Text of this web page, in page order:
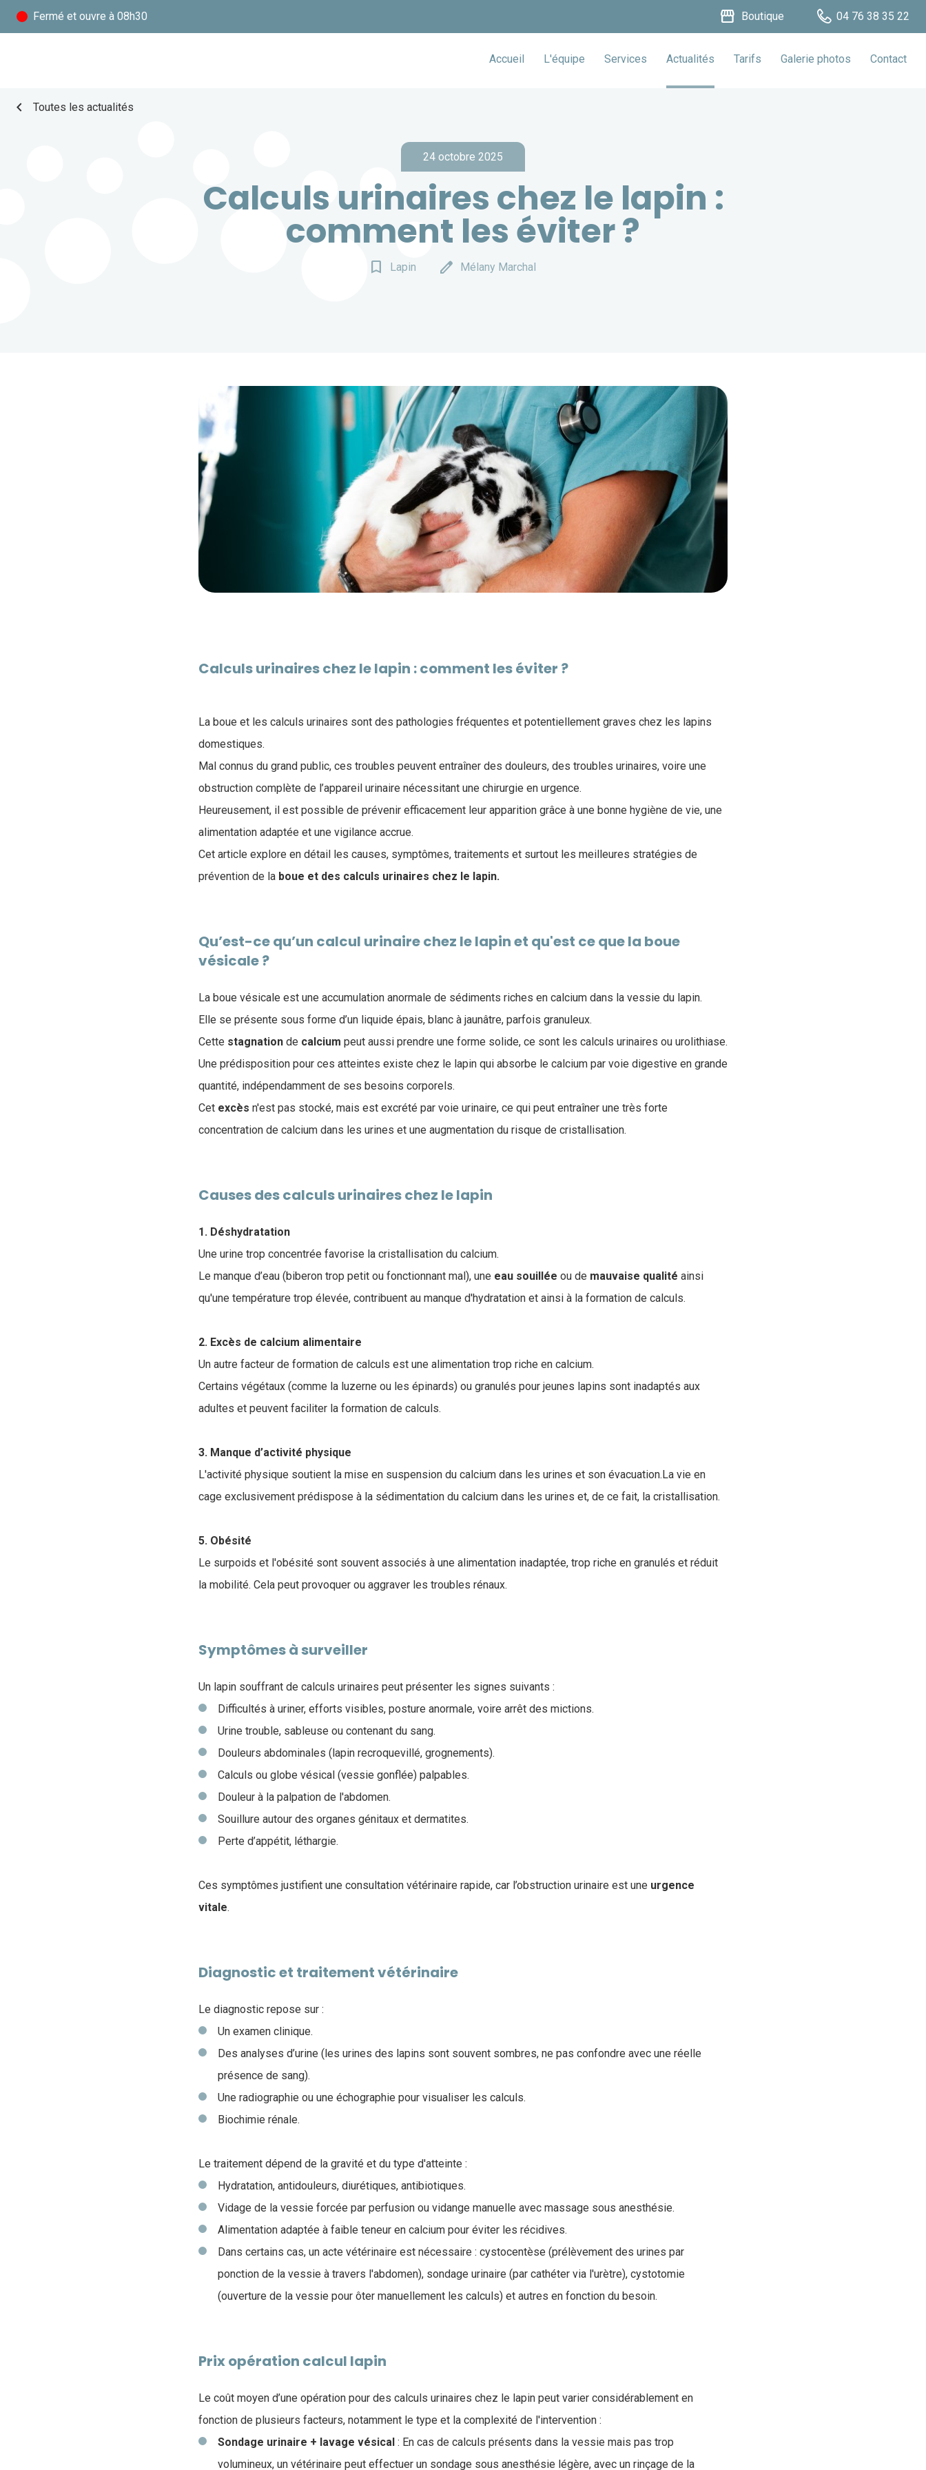
Fermé et ouvre à 08h30 storefront Boutique 04 76 38 35 22
Accueil L'équipe Services Actualités Tarifs Galerie photos Contact
chevron_left Toutes les actualités
24 octobre 2025
Calculs urinaires chez le lapin :
comment les éviter ?
bookmark_border Lapin edit Mélany Marchal
Calculs urinaires chez le lapin : comment les éviter ?
​La boue et les calculs urinaires sont des pathologies fréquentes et potentiellement graves chez les lapins
domestiques.
Mal connus du grand public, ces troubles peuvent entraîner des douleurs, des troubles urinaires, voire une
obstruction complète de l’appareil urinaire nécessitant une chirurgie en urgence.
Heureusement, il est possible de prévenir efficacement leur apparition grâce à une bonne hygiène de vie, une
alimentation adaptée et une vigilance accrue.
Cet article explore en détail les causes, symptômes, traitements et surtout les meilleures stratégies de
prévention de la boue et des calculs urinaires chez le lapin.
Qu’est-ce qu’un calcul urinaire chez le lapin et qu'est ce que la boue
vésicale ?
La boue vésicale est une accumulation anormale de sédiments riches en calcium dans la vessie du lapin.
Elle se présente sous forme d’un liquide épais, blanc à jaunâtre, parfois granuleux.
Cette stagnation de calcium peut aussi prendre une forme solide, ce sont les calculs urinaires ou urolithiase.
Une prédisposition pour ces atteintes existe chez le lapin qui absorbe le calcium par voie digestive en grande
quantité, indépendamment de ses besoins corporels.
Cet excès n'est pas stocké, mais est excrété par voie urinaire, ce qui peut entraîner une très forte
concentration de calcium dans les urines et une augmentation du risque de cristallisation.
Causes des calculs urinaires chez le lapin
1. Déshydratation
Une urine trop concentrée favorise la cristallisation du calcium.
Le manque d’eau (biberon trop petit ou fonctionnant mal), une eau souillée ou de mauvaise qualité ainsi
qu'une température trop élevée, contribuent au manque d'hydratation et ainsi à la formation de calculs.
2. Excès de calcium alimentaire
Un autre facteur de formation de calculs est une alimentation trop riche en calcium.
Certains végétaux (comme la luzerne ou les épinards) ou granulés pour jeunes lapins sont inadaptés aux
adultes et peuvent faciliter la formation de calculs.
3. Manque d’activité physique
L'activité physique soutient la mise en suspension du calcium dans les urines et son évacuation.La vie en
cage exclusivement prédispose à la sédimentation du calcium dans les urines et, de ce fait, la cristallisation.
5. Obésité
Le surpoids et l'obésité sont souvent associés à une alimentation inadaptée, trop riche en granulés et réduit
la mobilité. Cela peut provoquer ou aggraver les troubles rénaux.
Symptômes à surveiller
Un lapin souffrant de calculs urinaires peut présenter les signes suivants :
Difficultés à uriner, efforts visibles, posture anormale, voire arrêt des mictions.
Urine trouble, sableuse ou contenant du sang.
Douleurs abdominales (lapin recroquevillé, grognements).
Calculs ou globe vésical (vessie gonflée) palpables.
Douleur à la palpation de l'abdomen.
Souillure autour des organes génitaux et dermatites.
Perte d’appétit, léthargie.
Ces symptômes justifient une consultation vétérinaire rapide, car l’obstruction urinaire est une urgence
vitale.
Diagnostic et traitement vétérinaire
Le diagnostic repose sur :
Un examen clinique.
Des analyses d’urine (les urines des lapins sont souvent sombres, ne pas confondre avec une réelle
présence de sang).
Une radiographie ou une échographie pour visualiser les calculs.
Biochimie rénale.
Le traitement dépend de la gravité et du type d'atteinte :
Hydratation, antidouleurs, diurétiques, antibiotiques.
Vidage de la vessie forcée par perfusion ou vidange manuelle avec massage sous anesthésie.
Alimentation adaptée à faible teneur en calcium pour éviter les récidives.
Dans certains cas, un acte vétérinaire est nécessaire : cystocentèse (prélèvement des urines par
ponction de la vessie à travers l'abdomen), sondage urinaire (par cathéter via l'urètre), cystotomie
(ouverture de la vessie pour ôter manuellement les calculs) et autres en fonction du besoin.
Prix opération calcul lapin
Le coût moyen d’une opération pour des calculs urinaires chez le lapin peut varier considérablement en
fonction de plusieurs facteurs, notamment le type et la complexité de l'intervention :
Sondage urinaire + lavage vésical : En cas de calculs présents dans la vessie mais pas trop
volumineux, un vétérinaire peut effectuer un sondage sous anesthésie légère, avec un rinçage de la